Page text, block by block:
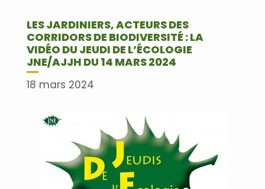
LES JARDINIERS, ACTEURS DES
CORRIDORS DE BIODIVERSITÉ : LA
VIDÉO DU JEUDI DE L’ÉCOLOGIE
JNE/AJJH DU 14 MARS 2024
18 mars 2024